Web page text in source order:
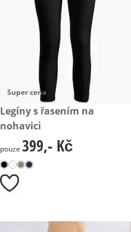
Super cena
399,- Kč
Legíny s řasením na
nohavici
399,- Kč
pouze 399,- Kč